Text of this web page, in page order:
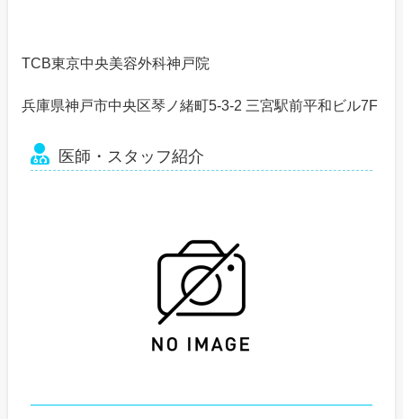
TCB東京中央美容外科神戸院
兵庫県神戸市中央区琴ノ緒町5-3-2 三宮駅前平和ビル7F
医師・スタッフ紹介